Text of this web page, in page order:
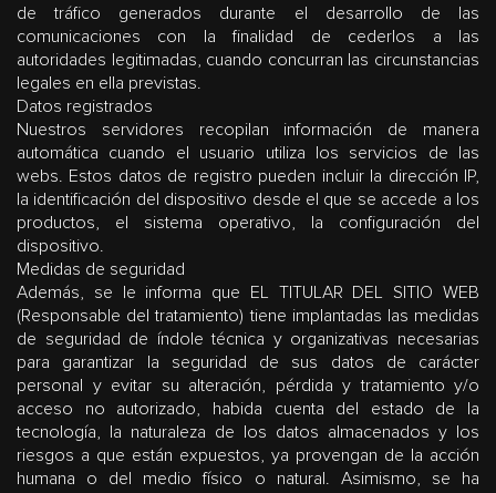
de tráfico generados durante el desarrollo de las
comunicaciones con la finalidad de cederlos a las
autoridades legitimadas, cuando concurran las circunstancias
legales en ella previstas.
Datos registrados
Nuestros servidores recopilan información de manera
automática cuando el usuario utiliza los servicios de las
webs. Estos datos de registro pueden incluir la dirección IP,
la identificación del dispositivo desde el que se accede a los
productos, el sistema operativo, la configuración del
dispositivo.
Medidas de seguridad
Además, se le informa que EL TITULAR DEL SITIO WEB
(Responsable del tratamiento) tiene implantadas las medidas
de seguridad de índole técnica y organizativas necesarias
para garantizar la seguridad de sus datos de carácter
personal y evitar su alteración, pérdida y tratamiento y/o
acceso no autorizado, habida cuenta del estado de la
tecnología, la naturaleza de los datos almacenados y los
riesgos a que están expuestos, ya provengan de la acción
humana o del medio físico o natural. Asimismo, se ha